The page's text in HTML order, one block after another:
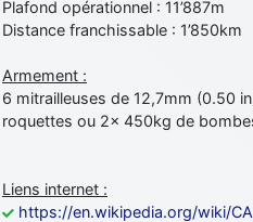
Plafond opérationnel : 11’887m
Distance franchissable : 1’850km
Armement :
6 mitrailleuses de 12,7mm (0.50
roquettes ou 2x 450kg de
Liens internet :
https://en.wikipedia.org/wiki/